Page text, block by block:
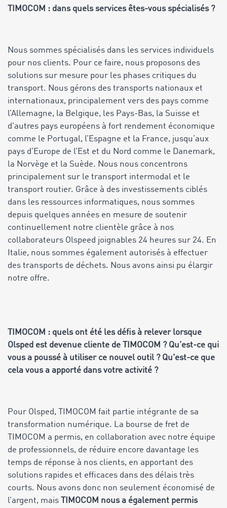
TIMOCOM : dans quels services êtes-vous spécialisés ?
Nous sommes spécialisés dans les services individuels
pour nos clients. Pour ce faire, nous proposons des
solutions sur mesure pour les phases critiques du
transport. Nous gérons des transports nationaux et
internationaux, principalement vers des pays comme
l’Allemagne, la Belgique, les Pays-Bas, la Suisse et
d’autres pays européens à fort rendement économique
comme le Portugal, l’Espagne et la France, jusqu’aux
pays d’Europe de l’Est et du Nord comme le Danemark,
la Norvège et la Suède. Nous nous concentrons
principalement sur le transport intermodal et le
transport routier. Grâce à des investissements ciblés
dans les ressources informatiques, nous sommes
depuis quelques années en mesure de soutenir
continuellement notre clientèle grâce à nos
collaborateurs Olspeed joignables 24 heures sur 24. En
Italie, nous sommes également autorisés à effectuer
des transports de déchets. Nous avons ainsi pu élargir
notre offre.
TIMOCOM : quels ont été les défis à relever lorsque
Olsped est devenue cliente de TIMOCOM ? Qu’est-ce qui
vous a poussé à utiliser ce nouvel outil ? Qu'est-ce que
cela vous a apporté dans votre activité ?
Pour Olsped, TIMOCOM fait partie intégrante de sa
transformation numérique. La bourse de fret de
TIMOCOM a permis, en collaboration avec notre équipe
de professionnels, de réduire encore davantage les
temps de réponse à nos clients, en apportant des
solutions rapides et efficaces dans des délais très
courts. Nous avons donc non seulement économisé de
l’argent, mais
TIMOCOM nous a également permis